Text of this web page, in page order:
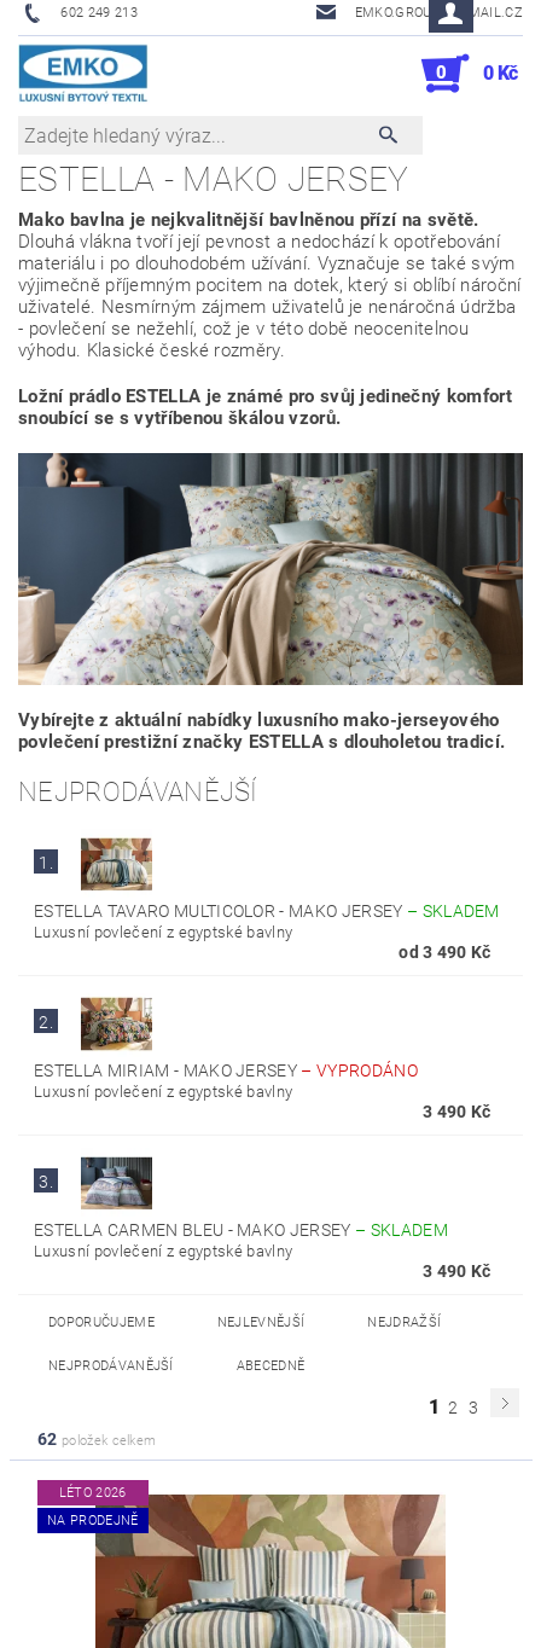
602 249 213 EMKO.GROUSL@EMAIL.CZ
0 0 Kč
ESTELLA - MAKO JERSEY
Mako bavlna je nejkvalitnější bavlněnou přízí na světě.
Dlouhá vlákna tvoří její pevnost a nedochází k opotřebování
materiálu i po dlouhodobém užívání. Vyznačuje se také svým
výjimečně příjemným pocitem na dotek, který si oblíbí nároční
uživatelé. Nesmírným zájmem uživatelů je nenáročná údržba
- povlečení se nežehlí, což je v této době neocenitelnou
výhodu. Klasické české rozměry.
Ložní prádlo ESTELLA je známé pro svůj jedinečný komfort
snoubící se s vytříbenou škálou vzorů.
Vybírejte z aktuální nabídky luxusního mako-jerseyového
povlečení prestižní značky ESTELLA s dlouholetou tradicí.
NEJPRODÁVANĚJŠÍ
1.
ESTELLA TAVARO MULTICOLOR - MAKO JERSEY – SKLADEM
Luxusní povlečení z egyptské bavlny
od 3 490 Kč
2.
ESTELLA MIRIAM - MAKO JERSEY –VYPRODÁNO
Luxusní povlečení z egyptské bavlny
3 490 Kč
3.
ESTELLA CARMEN BLEU - MAKO JERSEY – SKLADEM
Luxusní povlečení z egyptské bavlny
3 490 Kč
DOPORUČUJEME NEJLEVNĚJŠÍ NEJDRAŽŠÍ
NEJPRODÁVANĚJŠÍ ABECEDNĚ
1 2
3
62 položek celkem
LÉTO 2026
NA PRODEJNĚ